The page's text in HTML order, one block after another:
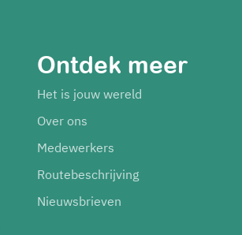
Ontdek meer
Het is jouw wereld
Over ons
Medewerkers
Routebeschrijving
Nieuwsbrieven